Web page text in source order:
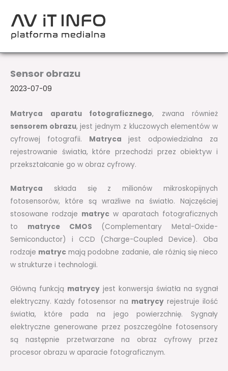
treści
Sensor obrazu
2023-07-09
Matryca aparatu fotograficznego, zwana również
sensorem obrazu, jest jednym z kluczowych elementów w
cyfrowej fotografii. Matryca jest odpowiedzialna za
rejestrowanie światła, które przechodzi przez obiektyw i
przekształcanie go w obraz cyfrowy.
Matryca składa się z milionów mikroskopijnych
fotosensorów, które są wrażliwe na światło. Najczęściej
stosowane rodzaje matryc w aparatach fotograficznych
to matryce CMOS (Complementary Metal-Oxide-
Semiconductor) i CCD (Charge-Coupled Device). Oba
rodzaje matryc mają podobne zadanie, ale różnią się nieco
w strukturze i technologii.
Główną funkcją matrycy jest konwersja światła na sygnał
elektryczny. Każdy fotosensor na matrycyrejestruje ilość
światła, które pada na jego powierzchnię. Sygnały
elektryczne generowane przez poszczególne fotosensory
są następnie przetwarzane na obraz cyfrowy przez
procesor obrazu w aparacie fotograficznym.